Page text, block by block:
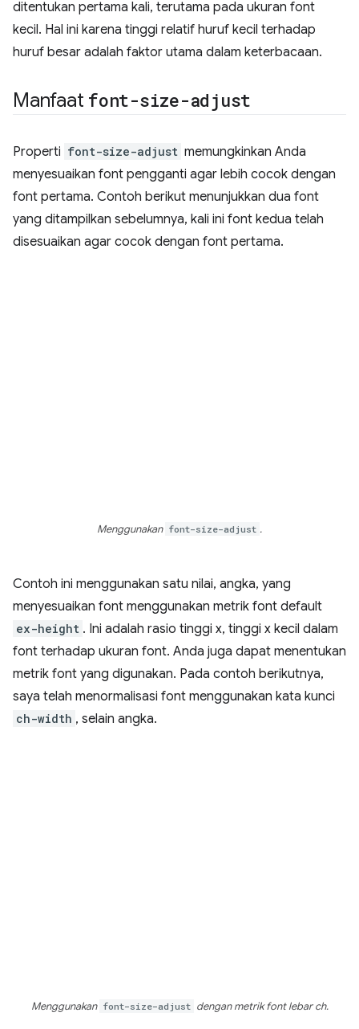
ditentukan pertama kali, terutama pada ukuran font
kecil. Hal ini karena tinggi relatif huruf kecil terhadap
huruf besar adalah faktor utama dalam keterbacaan.
Manfaat font-size-adjust
Properti font-size-adjust memungkinkan Anda
menyesuaikan font pengganti agar lebih cocok dengan
font pertama. Contoh berikut menunjukkan dua font
yang ditampilkan sebelumnya, kali ini font kedua telah
disesuaikan agar cocok dengan font pertama.
Menggunakan font-size-adjust .
Contoh ini menggunakan satu nilai, angka, yang
menyesuaikan font menggunakan metrik font default
ex-height . Ini adalah rasio tinggi x, tinggi x kecil dalam
font terhadap ukuran font. Anda juga dapat menentukan
metrik font yang digunakan. Pada contoh berikutnya,
saya telah menormalisasi font menggunakan kata kunci
ch-width , selain angka.
Menggunakan font-size-adjust dengan metrik font lebar ch.